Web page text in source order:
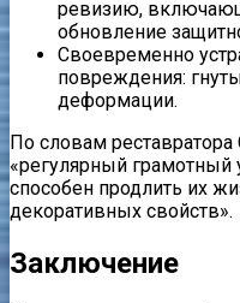
ревизию,
обновление
Своевременно
повреждения:
деформации.
По словам
«регулярный
способен продлить их
декоративных свойств».
Заключение